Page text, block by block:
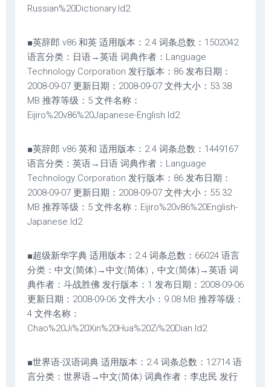
Russian%20Dictionary.ld2
■英辞郎 v86 和英 适用版本：2.4 词条总数：1502042
语言分类：日语→英语 词典作者：Language
Technology Corporation 发行版本：86 发布日期：
2008-09-07 更新日期：2008-09-07 文件大小：53.38
MB 推荐等级：5 文件名称：
Eijiro%20v86%20Japanese-English.ld2
■英辞郎 v86 英和 适用版本：2.4 词条总数：1449167
语言分类：英语→日语 词典作者：Language
Technology Corporation 发行版本：86 发布日期：
2008-09-07 更新日期：2008-09-07 文件大小：55.32
MB 推荐等级：5 文件名称：Eijiro%20v86%20English-
Japanese.ld2
■超级新华字典 适用版本：2.4 词条总数：66024 语言
分类：中文(简体)→中文(简体)，中文(简体)→英语 词
典作者：斗战胜佛 发行版本：1 发布日期：2008-09-06
更新日期：2008-09-06 文件大小：9.08 MB 推荐等级：
4 文件名称：
Chao%20Ji%20Xin%20Hua%20Zi%20Dian.ld2
■世界语-汉语词典 适用版本：2.4 词条总数：12714 语
言分类：世界语→中文(简体) 词典作者：李忠民 发行